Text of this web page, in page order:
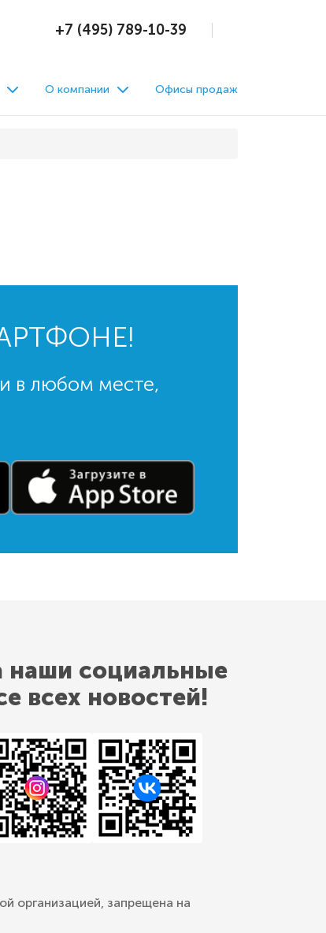
+7 (495) 789-10-39
О компании Офисы продаж
в любом месте,
наши социальные
всех новостей!
организацией, запрещена на